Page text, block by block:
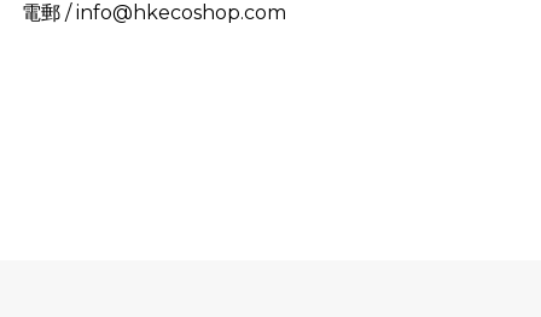
電郵 / info@hkecoshop.com